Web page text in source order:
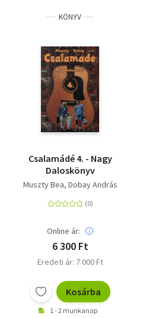
KÖNYV
Csalamádé 4. - Nagy
Daloskönyv
Muszty Bea Dobay András
Online ár:
6 300 Ft
Eredeti ár: 7 000 Ft
Kosárba
1 - 2 munkanap